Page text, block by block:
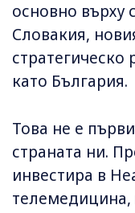
основно върху
Словакия,
като България.
Това не е
страната ни.
инвестира в
телемедицина,